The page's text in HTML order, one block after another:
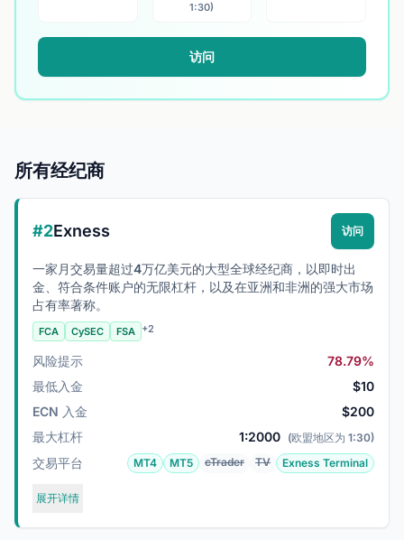
1:30)
访问
所有经纪商
#2Exness 访问
一家月交易量超过4万亿美元的大型全球经纪商，以即时出
金、符合条件账户的无限杠杆，以及在亚洲和非洲的强大市场
占有率著称。
FCA CySEC FSA +2
风险提示
78.79%
最低入金
$10
ECN 入金
$200
最大杠杆
1:2000 (欧盟地区为 1:30)
交易平台 MT4 MT5 cTrader TV Exness Terminal
展开详情